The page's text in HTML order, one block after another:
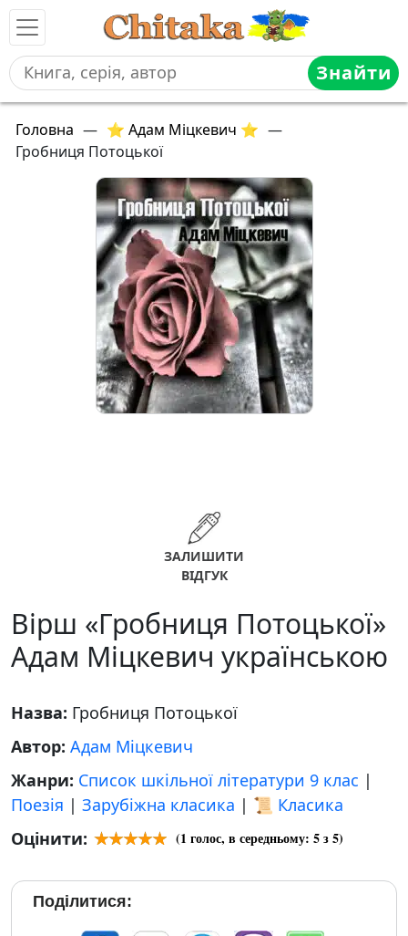
Знайти
Головна — ⭐ Адам Міцкевич ⭐ —
Гробниця Потоцької
ЗАЛИШИТИ
ВІДГУК
Вірш «Гробниця Потоцької»
Адам Міцкевич українською
Назва: Гробниця Потоцької
Автор: Адам Міцкевич
Жанри: Список шкільної літератури 9 клас |
Поезія | Зарубіжна класика | 📜 Класика
Оцінити:
(1 голос, в середньому: 5з 5)
Поділитися: